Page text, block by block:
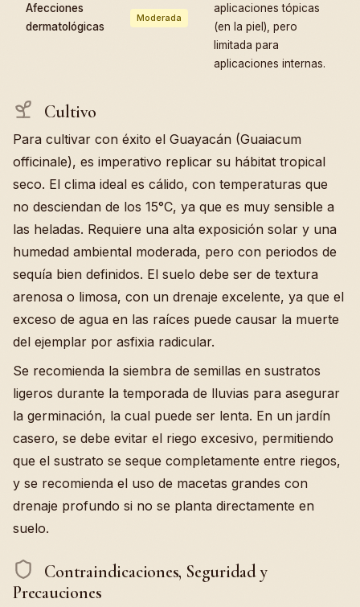
Afecciones
dermatológicas
Moderada
aplicaciones tópicas
(en la piel), pero
limitada para
aplicaciones internas.
Cultivo
Para cultivar con éxito el Guayacán (Guaiacum
officinale), es imperativo replicar su hábitat tropical
seco. El clima ideal es cálido, con temperaturas que
no desciendan de los 15°C, ya que es muy sensible a
las heladas. Requiere una alta exposición solar y una
humedad ambiental moderada, pero con periodos de
sequía bien definidos. El suelo debe ser de textura
arenosa o limosa, con un drenaje excelente, ya que el
exceso de agua en las raíces puede causar la muerte
del ejemplar por asfixia radicular.
Se recomienda la siembra de semillas en sustratos
ligeros durante la temporada de lluvias para asegurar
la germinación, la cual puede ser lenta. En un jardín
casero, se debe evitar el riego excesivo, permitiendo
que el sustrato se seque completamente entre riegos,
y se recomienda el uso de macetas grandes con
drenaje profundo si no se planta directamente en
suelo.
Contraindicaciones, Seguridad y
Precauciones